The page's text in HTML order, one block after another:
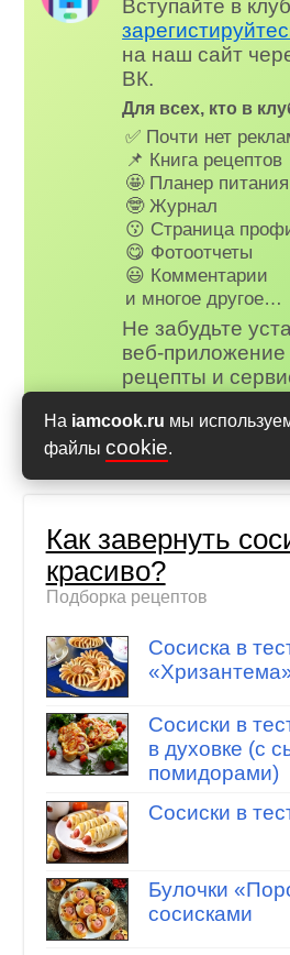
На iamcook.ru мы
файлы cookie.
Вступайте в
на наш сайт
ВК.
Для всех, кто в
✅ Почти нет
📌 Книга рецептов
🤩 Планер питания
🤓 Журнал
😗 Страница
😋 Фотоотчеты
😃 Комментарии
и многое другое…
Не забудьте
веб-
рецепты и
Айфон (iOS),
Как завернуть
красиво?
Подборка рецептов
Сосиска в
Сосиски в
в духовке (с
помидорами)
Сосиски в
Булочки
сосисками